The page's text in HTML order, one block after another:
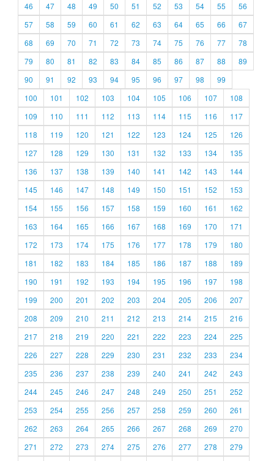
46
47 48 49 50 51 52 53 54 55
56
57
58 59 60 61 62 63 64 65 66
67
68
69 70 71 72 73 74 75 76 77
78
79
80 81 82 83 84 85 86 87 88
89
90
91 92 93 94 95 96 97 98
99
100
101 102 103 104 105 106 107
108
109
110 111 112 113 114 115 116
117
118
119 120 121 122 123 124 125
126
127
128 129 130 131 132 133 134
135
136
137 138 139 140 141 142 143
144
145
146 147 148 149 150 151 152
153
154
155 156 157 158 159 160 161
162
163
164 165 166 167 168 169 170
171
172
173 174 175 176 177 178 179
180
181
182 183 184 185 186 187 188
189
190
191 192 193 194 195 196 197
198
199
200 201 202 203 204 205 206
207
208
209 210 211 212 213 214 215
216
217
218 219 220 221 222 223 224
225
226
227 228 229 230 231 232 233
234
235
236 237 238 239 240 241 242
243
244
245 246 247 248 249 250 251
252
253
254 255 256 257 258 259 260
261
262
263 264 265 266 267 268 269
270
271
272 273 274 275 276 277 278
279